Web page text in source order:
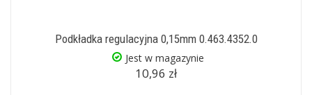
Podkładka regulacyjna 0,15mm 0.463.4352.0
Jest w magazynie
10,96 zł